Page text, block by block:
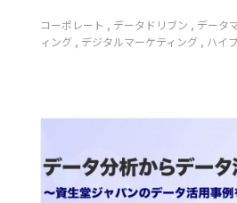
コーポレート データドリブン
データ
ィング
デジタルマーケティング ハイ